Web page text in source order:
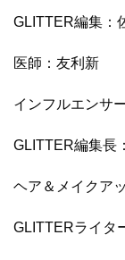
GLITTER編集：
医師：友利新
インフルエンサ
GLITTER編集長
ヘア＆メイクア
GLITTERライタ